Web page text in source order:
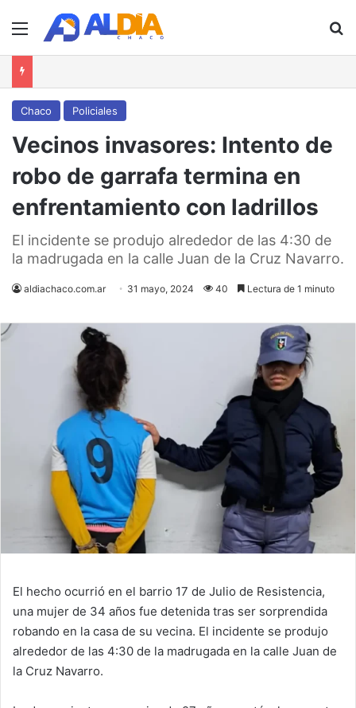
Menú
Chaco Policiales
Vecinos invasores: Intento de
robo de garrafa termina en
enfrentamiento con ladrillos
El incidente se produjo alrededor de las 4:30 de
la madrugada en la calle Juan de la Cruz Navarro.
aldiachaco.com.ar 31 mayo, 2024 40 Lectura de 1 minuto
El hecho ocurrió en el barrio 17 de Julio de Resistencia,
una mujer de 34 años fue detenida tras ser sorprendida
robando en la casa de su vecina. El incidente se produjo
alrededor de las 4:30 de la madrugada en la calle Juan de
la Cruz Navarro.